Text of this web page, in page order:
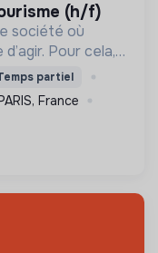
(h/f)
société où
Pour cela,
lieux
à tous.
partiel
France